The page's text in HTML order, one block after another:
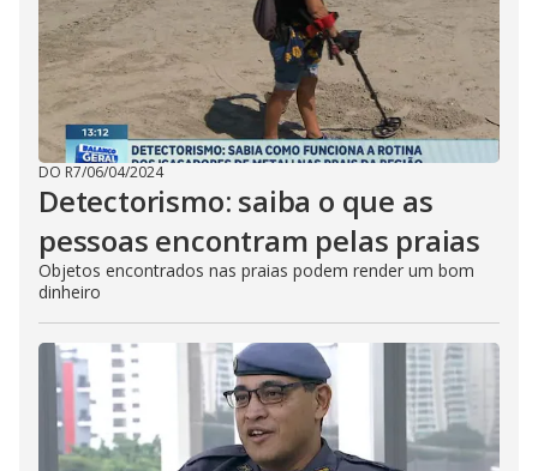
DO R7/06/04/2024
Detectorismo: saiba o que as
pessoas encontram pelas praias
Objetos encontrados nas praias podem render um bom
dinheiro